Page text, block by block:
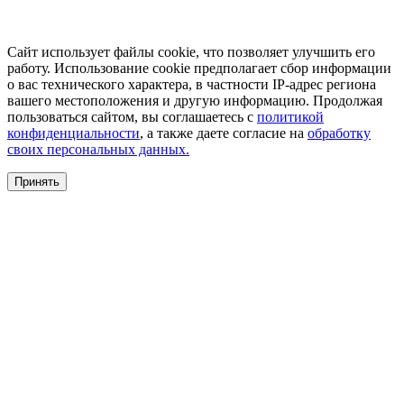
Сайт использует файлы cookie, что позволяет улучшить его
работу. Использование cookie предполагает сбор информации
о вас технического характера, в частности IP-адрес региона
вашего местоположения и другую информацию. Продолжая
пользоваться сайтом, вы соглашаетесь с политикой
конфиденциальности, а также даете согласие на обработку
своих персональных данных.
Принять